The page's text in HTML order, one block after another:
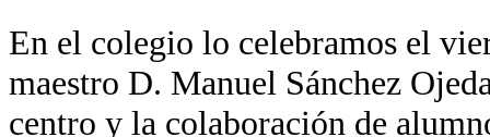
En el colegio lo celebramos el
maestro D. Manuel Sánchez
centro y la colaboración de